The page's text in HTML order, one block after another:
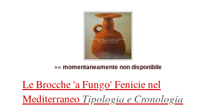
»» momentaneamente non disponibile
Le Brocche 'a Fungo' Fenicie nel
Mediterraneo Tipologia e Cronologia